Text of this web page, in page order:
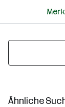
Ähnliche